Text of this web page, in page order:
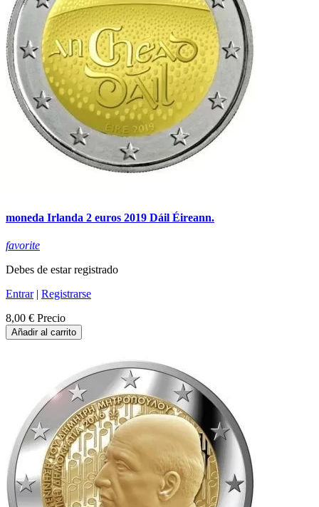
moneda Irlanda 2 euros 2019 Dáil Éireann.
favorite
Debes de estar registrado
Entrar| Registrarse
8,00 € Precio
Añadir al carrito